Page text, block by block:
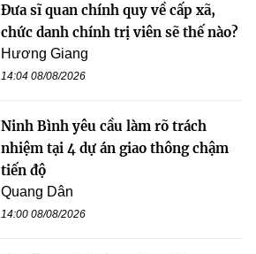
Đưa sĩ quan chính quy về cấp xã,
chức danh chính trị viên sẽ thế nào?
Hương Giang
14:04 08/08/2026
Ninh Bình yêu cầu làm rõ trách
nhiệm tại 4 dự án giao thông chậm
tiến độ
Quang Dân
14:00 08/08/2026